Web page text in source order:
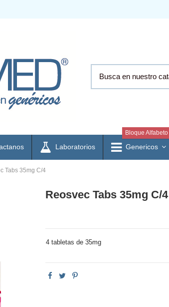
Laboratorios Genericos
Bloque Alfabeto
Tabs 35mg C/4
Reosvec Tabs 35mg C/4
4 tabletas de 35mg